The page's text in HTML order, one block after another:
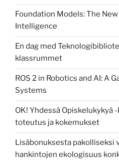
Foundation Models: The
Intelligence
En dag med
klassrummet
ROS 2 in Robotics and AI: A
Systems
OK! Yhdessä Opiskelukykyä
toteutus ja kokemukset
Lisäbonuksesta pakolliseksi
hankintojen ekologisuus